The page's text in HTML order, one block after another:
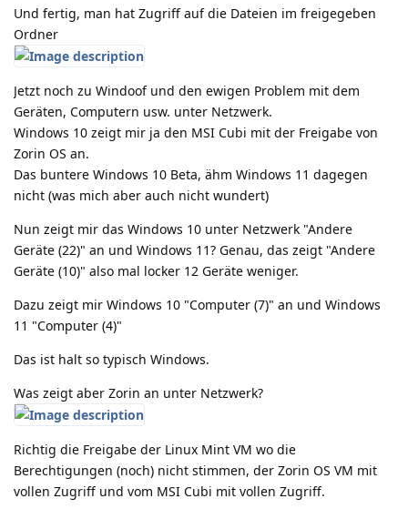
Und fertig, man hat Zugriff auf die Dateien im freigegeben
Ordner
Jetzt noch zu Windoof und den ewigen Problem mit dem
Geräten, Computern usw. unter Netzwerk.
Windows 10 zeigt mir ja den MSI Cubi mit der Freigabe von
Zorin OS an.
Das buntere Windows 10 Beta, ähm Windows 11 dagegen
nicht (was mich aber auch nicht wundert)
Nun zeigt mir das Windows 10 unter Netzwerk "Andere
Geräte (22)" an und Windows 11? Genau, das zeigt "Andere
Geräte (10)" also mal locker 12 Geräte weniger.
Dazu zeigt mir Windows 10 "Computer (7)" an und Windows
11 "Computer (4)"
Das ist halt so typisch Windows.
Was zeigt aber Zorin an unter Netzwerk?
Richtig die Freigabe der Linux Mint VM wo die
Berechtigungen (noch) nicht stimmen, der Zorin OS VM mit
vollen Zugriff und vom MSI Cubi mit vollen Zugriff.